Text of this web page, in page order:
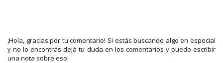
¡Hola, gracias por tu comentario! Si estás buscando algo en especial
y no lo encontrás dejá tu duda en los comentarios y puedo escribir
una nota sobre eso.